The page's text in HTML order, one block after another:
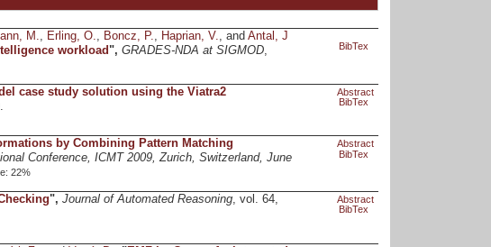
M., Erling, O., Boncz, P., Haprian, V., and Antal, J
workload ", GRADES-NDA at SIGMOD,
BibTex
case study solution using the Viatra2
Abstract
BibTex
by Combining Pattern Matching
Conference, ICMT 2009, Zurich, Switzerland, June
Abstract
22%
BibTex
", Journal of Automated Reasoning, vol. 64,
Abstract
BibTex